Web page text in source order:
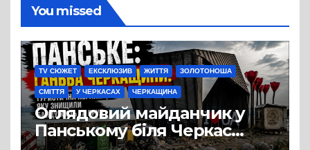
You missed
TV СЮЖЕТ ЕКСКЛЮЗИВ ЖИТТЯ ЗОЛОТОНОША
СМІТТЯ У ЧЕРКАСАХ ЧЕРКАЩИНА
Оглядовий майданчик у
Панському біля Черкас